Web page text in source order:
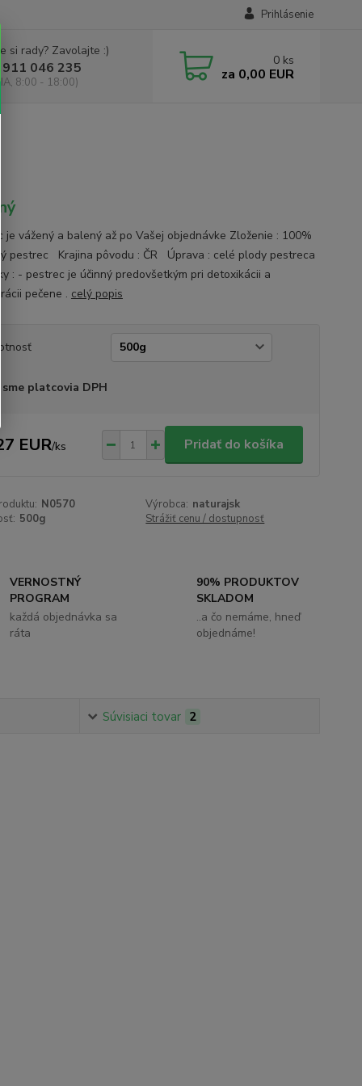
Prihlásenie
si rady? Zavolajte :)
046 235
8:00 - 18:00)
0 ks
za 0,00 EUR
je vážený a balený až po Vašej objednávke Zloženie : 100%
pestrec Krajina pôvodu : ČR Úprava : celé plody pestreca
- pestrec je účinný predovšetkým pri detoxikácii a
pečene . celý popis
sme platcovia DPH
EUR/ks Pridať do košíka
N0570 Výrobca: naturajsk
500g Strážiť cenu / dostupnosť
VERNOSTNÝ
PROGRAM
každá objednávka sa
ráta
90% PRODUKTOV
SKLADOM
..a čo nemáme, hneď
objednáme!
Súvisiaci tovar 2